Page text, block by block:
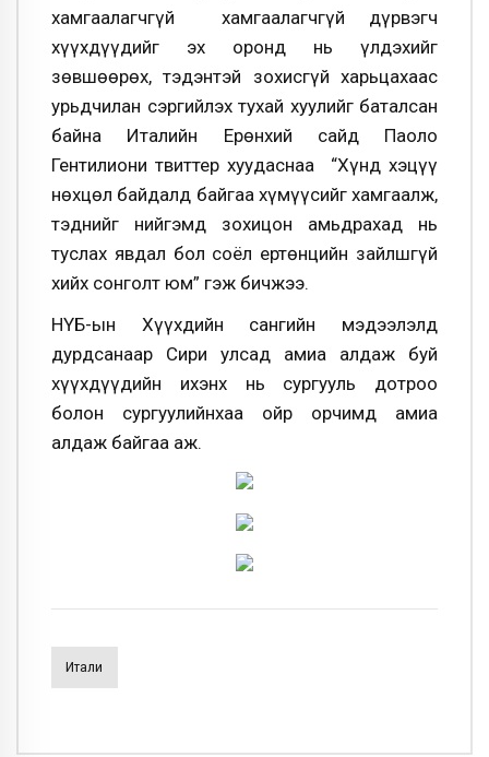
хамгаалагчгүй хамгаалагчгүй дүрвэгч
хүүхдүүдийг эх оронд нь үлдэхийг
зөвшөөрөх, тэдэнтэй зохисгүй харьцахаас
урьдчилан сэргийлэх тухай хуулийг баталсан
байна Италийн Ерөнхий сайд Паоло
Гентилиони твиттер хуудаснаа “Хүнд хэцүү
нөхцөл байдалд байгаа хүмүүсийг хамгаалж,
тэднийг нийгэмд зохицон амьдрахад нь
туслах явдал бол соёл ертөнцийн зайлшгүй
хийх сонголт юм” гэж бичжээ.
НҮБ-ын Хүүхдийн сангийн мэдээлэлд
дурдсанаар Сири улсад амиа алдаж буй
хүүхдүүдийн ихэнх нь сургууль дотроо
болон сургуулийнхаа ойр орчимд амиа
алдаж байгаа аж.
Итали